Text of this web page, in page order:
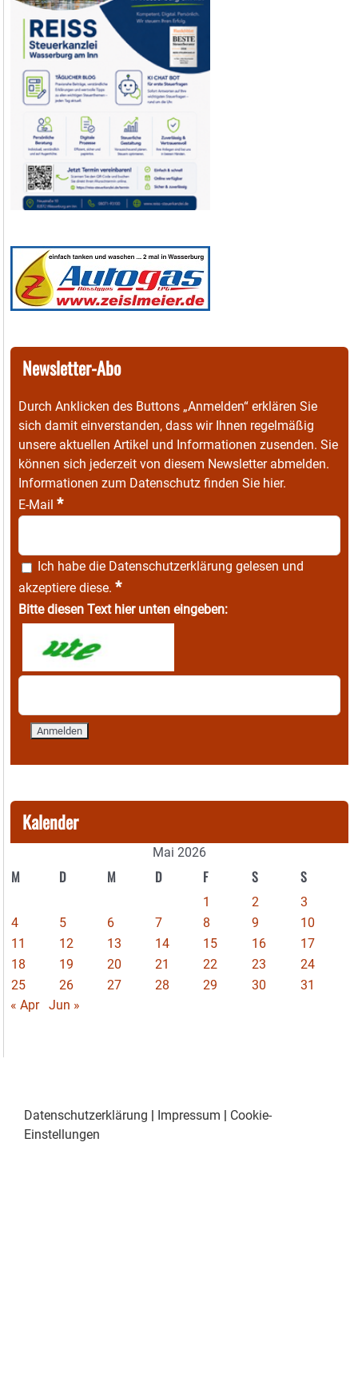
Newsletter-Abo
Durch Anklicken des Buttons „Anmelden“ erklären Sie
sich damit einverstanden, dass wir Ihnen regelmäßig
unsere aktuellen Artikel und Informationen zusenden. Sie
können sich jederzeit von diesem Newsletter abmelden.
Informationen zum Datenschutz finden Sie hier.
E-Mail *
Ich habe die Datenschutzerklärung gelesen und
akzeptiere diese. *
Bitte diesen Text hier unten eingeben:
Kalender
Mai 2026
M D M D F S S
1 2
3
4
5 6 7 8 9
10
11
12 13 14 15 16
17
18
19 20 21 22 23
24
25
26 27 28 29 30
31
« Apr
Jun »
Datenschutzerklärung Impressum
Cookie-
Einstellungen